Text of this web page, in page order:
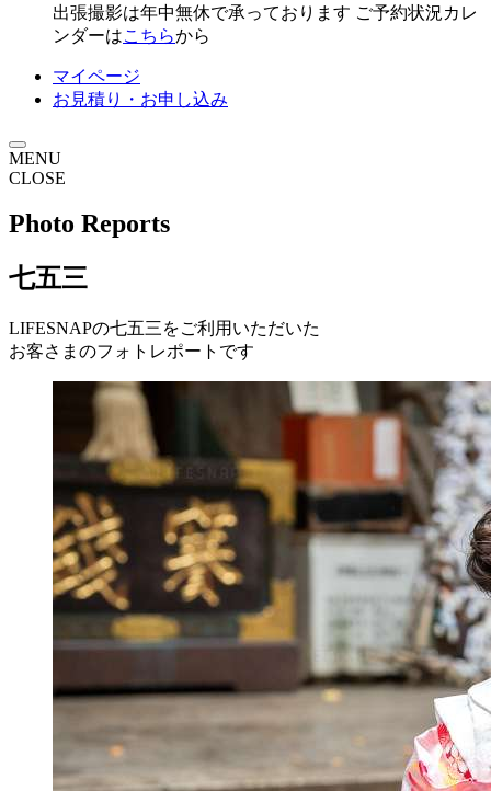
出張撮影は年中無休で承っております ご予約状況カレ
ンダーはこちらから
マイページ
お見積り・お申し込み
MENU
CLOSE
Photo Reports
七五三
LIFESNAPの七五三をご利用いただいた
お客さまのフォトレポートです